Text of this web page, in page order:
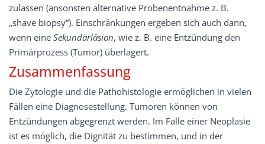
zulassen (ansonsten alternative Probenentnahme z. B.
„shave biopsy“). Einschränkungen ergeben sich auch dann,
wenn eine Sekundärläsion, wie z. B. eine Entzündung den
Primärprozess (Tumor) überlagert.
Zusammenfassung
Die Zytologie und die Pathohistologie ermöglichen in vielen
Fällen eine Diagnosestellung. Tumoren können von
Entzündungen abgegrenzt werden. Im Falle einer Neoplasie
ist es möglich, die Dignität zu bestimmen, und in der